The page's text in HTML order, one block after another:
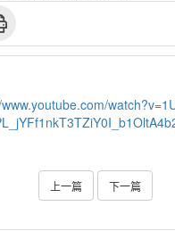
上一篇 下一篇